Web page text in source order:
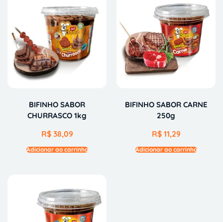
BIFINHO SABOR
CHURRASCO 1kg
R$38,09
Adicionar ao carrinho
BIFINHO SABOR CARNE
250g
R$11,29
Adicionar ao carrinho